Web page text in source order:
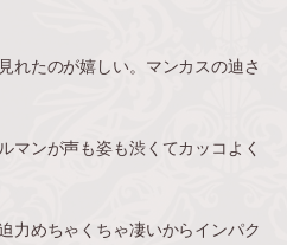
れたのが嬉しい。マンカスの迪さ
マンが声も姿も渋くてカッコよく
力めちゃくちゃ凄いからインパク